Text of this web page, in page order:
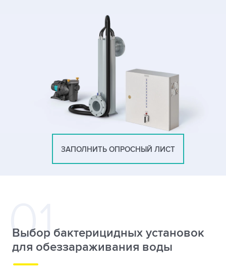
ЗАПОЛНИТЬ ОПРОСНЫЙ ЛИСТ
Выбор бактерицидных установок
для обеззараживания воды